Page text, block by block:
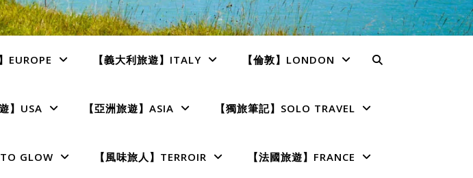
EUROPE 【義大利旅遊】ITALY 【倫敦】LONDON
】USA 【亞洲旅遊】ASIA 【獨旅筆記】SOLO TRAVEL
GLOW 【風味旅人】TERROIR 【法國旅遊】FRANCE